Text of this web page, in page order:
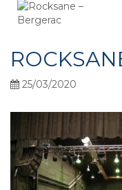
25/03/2020